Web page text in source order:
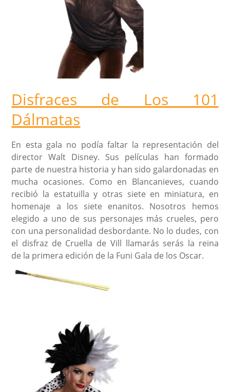
Disfraces de Los 101
Dálmatas
En esta gala no podía faltar la representación del
director Walt Disney. Sus películas han formado
parte de nuestra historia y han sido galardonadas en
mucha ocasiones. Como en Blancanieves, cuando
recibió la estatuilla y otras siete en miniatura, en
homenaje a los siete enanitos. Nosotros hemos
elegido a uno de sus personajes más crueles, pero
con una personalidad desbordante. No lo dudes, con
el disfraz de Cruella de Vill llamarás serás la reina
de la primera edición de la Funi Gala de los Oscar.